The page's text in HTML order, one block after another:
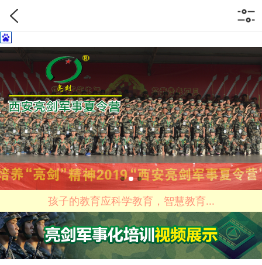
孩子的教育应科学教育，智慧教育...